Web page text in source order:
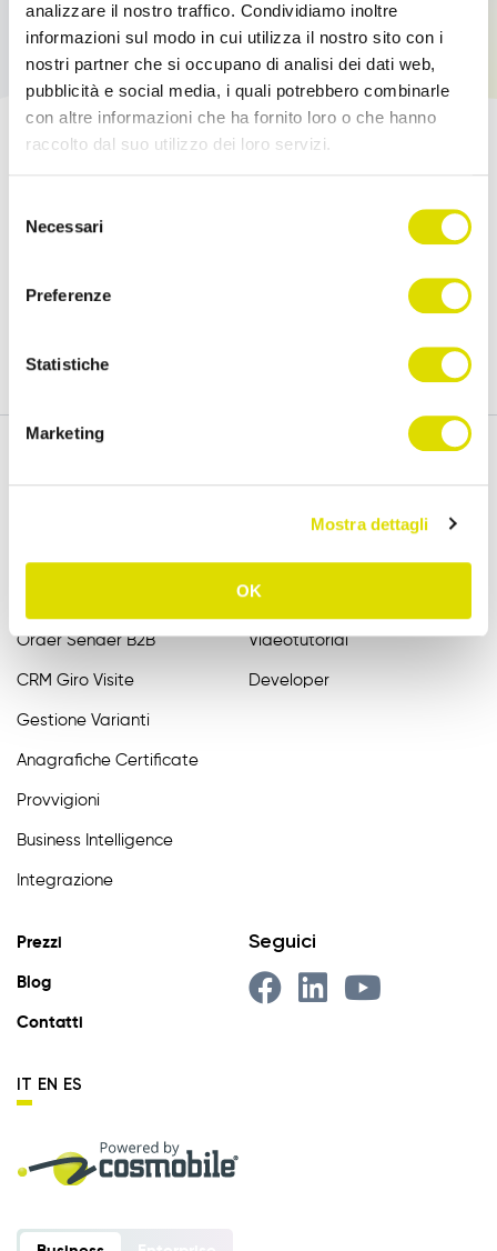
analizzare il nostro traffico. Condividiamo inoltre
informazioni sul modo in cui utilizza il nostro sito con i
nostri partner che si occupano di analisi dei dati web,
pubblicità e social media, i quali potrebbero combinarle
con altre informazioni che ha fornito loro o che hanno
raccolto dal suo utilizzo dei loro servizi.
all'informativa:
https://www.ordersender.com/cookie-
delNecessari
Preferenze
Statistiche
Marketing
Mostra dettagli
OK
Prova l'App Order Sender gratis, nella sua
Raccolta Ordini Agenti
Order Sender B2B
CRM Giro Visite
Gestione Varianti
Anagrafiche Certificate
Provvigioni
Business Intelligence
Integrazione
Assistenza
FAQ
Manuali
Videotutorial
Developer
Prezzi
Blog
Contatti
IT EN ES
Seguici